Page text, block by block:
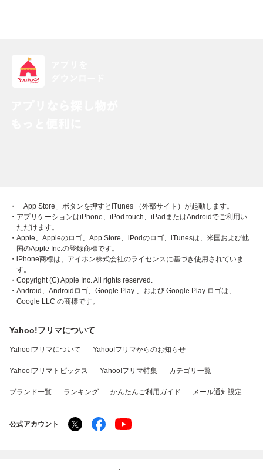
・「App Store」ボタンを押すとiTunes （外部サイト）が起動します。
・アプリケーションはiPhone、iPod touch、iPadまたはAndroidでご利用い
ただけます。
・Apple、Appleのロゴ、App Store、iPodのロゴ、iTunesは、米国および他
国のApple Inc.の登録商標です。
・iPhone商標は、アイホン株式会社のライセンスに基づき使用されていま
す。
・Copyright (C) Apple Inc. All rights reserved.
・Android、Androidロゴ、Google Play 、および Google Play ロゴは、
Google LLC の商標です。
Yahoo!フリマについて
Yahoo!フリマについて Yahoo!フリマからのお知らせ
Yahoo!フリマトピックス Yahoo!フリマ特集 カテゴリ一覧
ブランド一覧 ランキング かんたんご利用ガイド メール通知設定
公式アカウント